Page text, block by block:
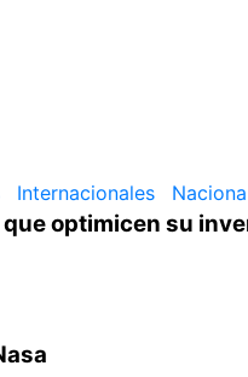
Internacionales
optimicen su